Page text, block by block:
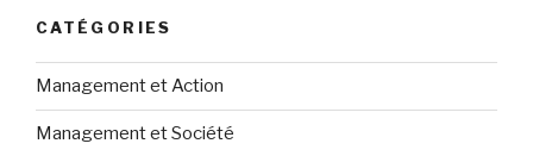
CATÉGORIES
Management et Action
Management et Société